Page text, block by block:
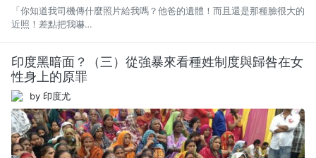
「你知道我司機傳什麼照片給我嗎？他爸的遺體！而且還是那種臉很大的
近照！差點把我嚇…
印度黑暗面？（三）從強暴來看種姓制度與歸咎在女
性身上的原罪
by 印度尤